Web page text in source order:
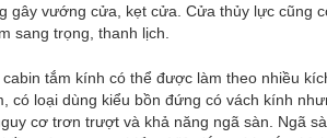
gây vướng cửa, kẹt cửa. Cửa thủy lực cũng
sang trọng, thanh lịch.
cabin tắm kính có thể được làm theo nhiều
có loại dùng kiểu bồn đứng có vách kính
cơ trơn trượt và khả năng ngã sàn. Ngã